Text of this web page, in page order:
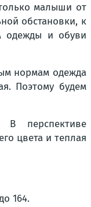
малыши от
обстановки, к
одежды и обуви
нормам одежда
Поэтому будем
В перспективе
цвета и теплая
164.